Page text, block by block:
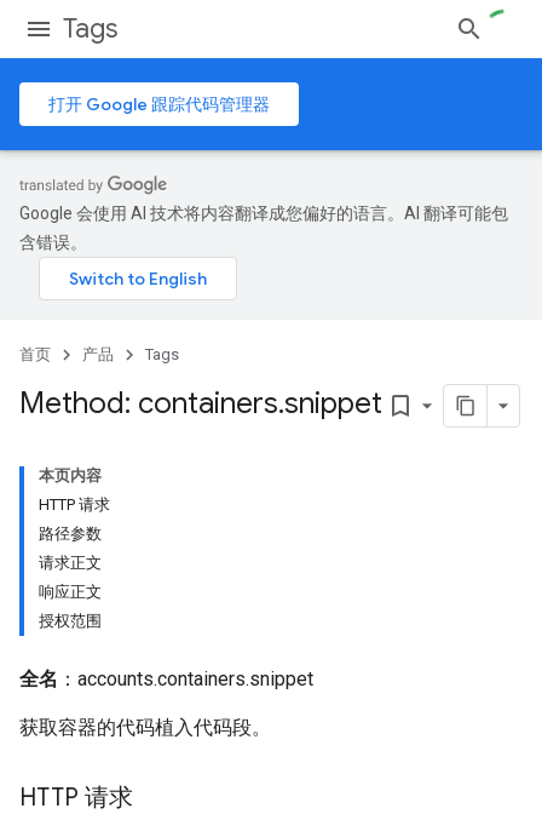
Tags
打开 Google 跟踪代码管理器
Google 会使用 AI 技术将内容翻译成您偏好的语言。AI 翻译可能包
含错误。
首页 产品 Tags
Method: containers.snippet bookmark_border
本页内容
HTTP 请求
路径参数
请求正文
响应正文
授权范围
全名 ：accounts.containers.snippet
获取容器的代码植入代码段。
HTTP 请求